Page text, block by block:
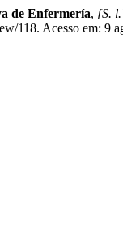
de Enfermería, [S.
118. Acesso em: 9